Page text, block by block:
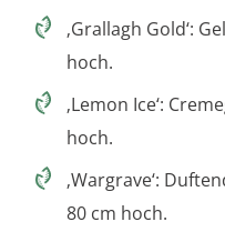
‚Grallagh Gold‘:
hoch.
‚Lemon Ice‘:
hoch.
‚Wargrave‘:
80 cm hoch.